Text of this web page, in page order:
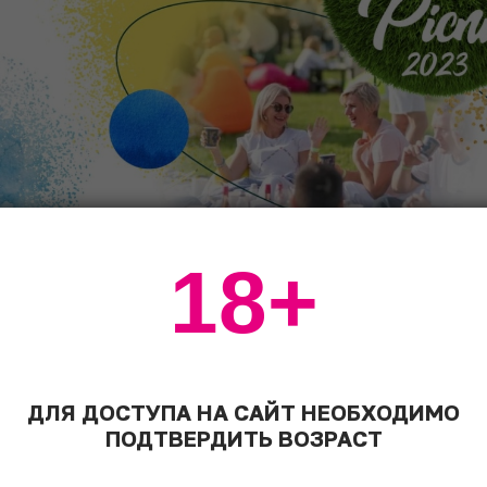
Wine Picnic
ДЛЯ ДОСТУПА НА САЙТ НЕОБХОДИМО
ПОДТВЕРДИТЬ ВОЗРАСТ
18+